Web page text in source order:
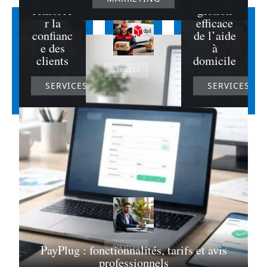
PayPlug : fonctionnalités, tarifs et avis
professionnels
renforce
r la
confianc
e des
clients
SERVICES
SERVICES
Pourquoi
choisir DPD
: numéro de
téléphone
gratuit pour
une
assistance
rapide ?
23 janvier 2026
SERVICES
gestion
efficace
de l’aide
à
domicile
SERVICES